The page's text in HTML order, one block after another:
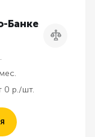
Банке
Сравнить
0 р./шт.